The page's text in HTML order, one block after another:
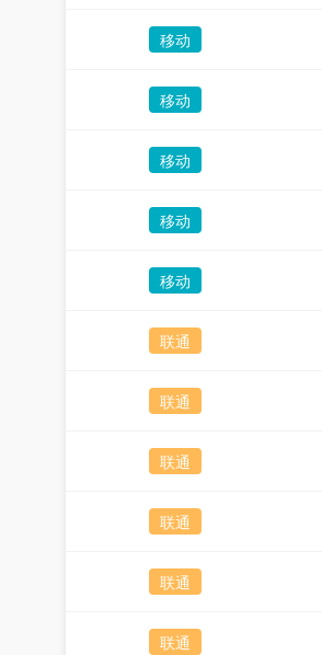
移动
移动
移动
移动
移动
联通
联通
联通
联通
联通
联通